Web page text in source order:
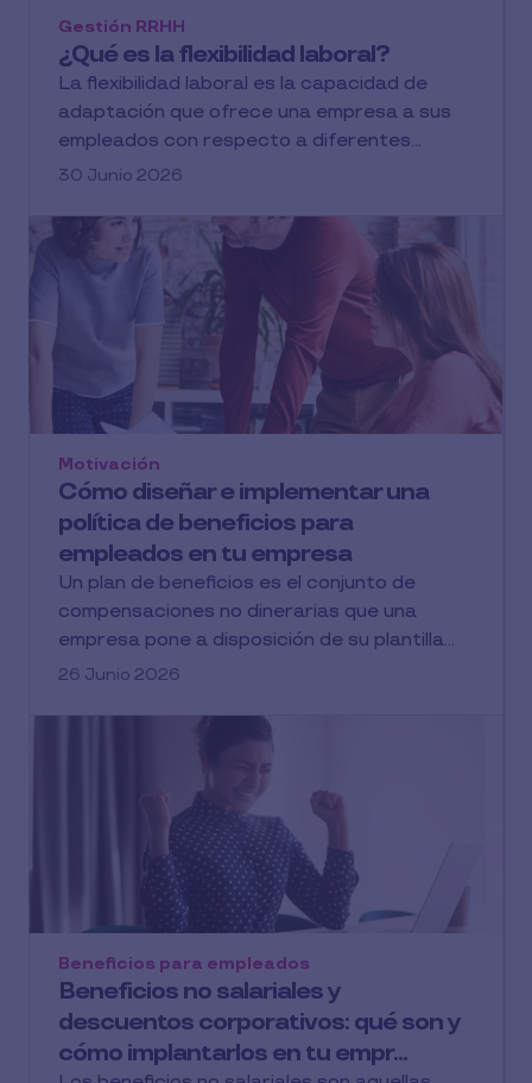
¿Qué es la flexibilidad laboral?
Gestión RRHH
La flexibilidad laboral es la capacidad de
adaptación que ofrece una empresa a sus
empleados con respecto a diferentes...
30 Junio 2026
Cómo diseñar e implementar una
política de beneficios para
empleados en tu empresa
Motivación
Un plan de beneficios es el conjunto de
compensaciones no dinerarias que una
empresa pone a disposición de su plantilla...
26 Junio 2026
Beneficios no salariales y
descuentos corporativos: qué son y
cómo implantarlos en tu empr...
Beneficios para empleados